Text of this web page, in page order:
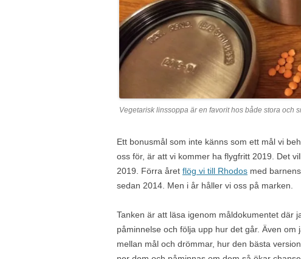
Vegetarisk linssoppa är en favorit hos både stora och
Ett bonusmål som inte känns som ett mål vi
oss för, är att vi kommer ha flygfritt 2019. Det
2019. Förra året flög vi till Rhodos med
sedan 2014. Men i år håller vi oss på marken.
Tanken är att läsa igenom måldokumentet där
påminnelse och följa upp hur det går. Även
mellan mål och drömmar, hur den bästa